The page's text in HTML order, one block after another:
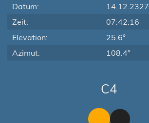
Datum:
14.12.2327
Zeit:
07:42:16
Elevation:
25.6°
Azimut:
108.4°
C4